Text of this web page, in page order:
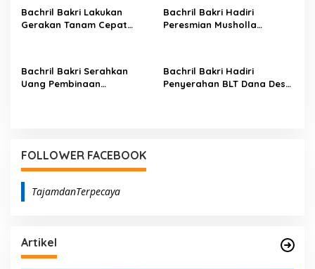
o
s
Bachril Bakri Lakukan
Gerakan Tanam Cepat
Bachril Bakri Hadiri
Peresmian Musholla
Bachril Bakri Serahkan
Uang Pembinaan
Bachril Bakri Hadiri
Penyerahan BLT Dana Desa
FOLLOWER FACEBOOK
TajamdanTerpecaya
Artikel